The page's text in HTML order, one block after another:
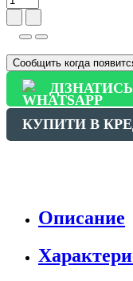
Сообщить когда
КУПИТИ В
Описание